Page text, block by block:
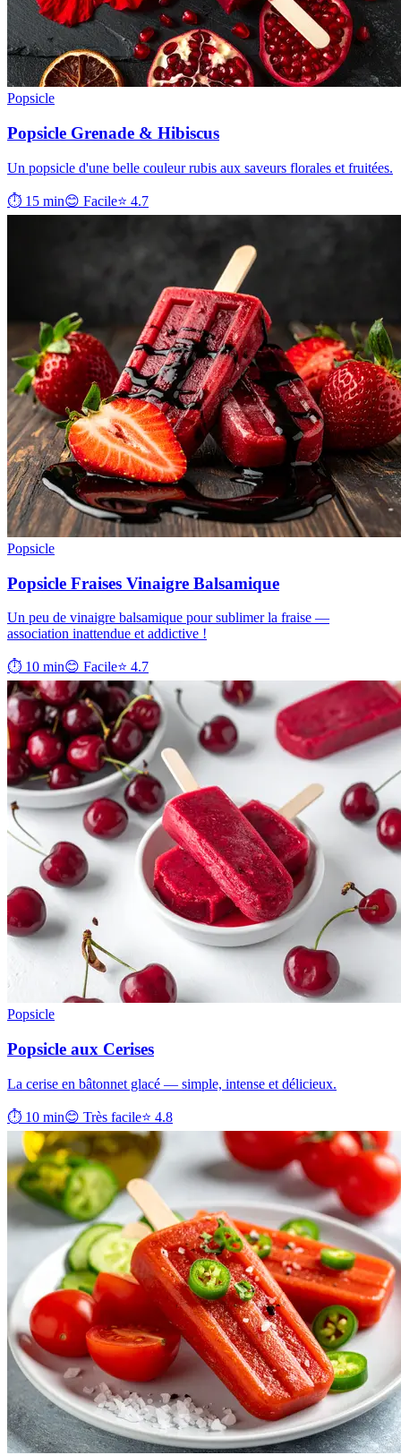
Popsicle
Popsicle Grenade & Hibiscus
Un popsicle d'une belle couleur rubis aux saveurs florales et fruitées.
⏱ 15 min😊 Facile⭐ 4.7
Popsicle
Popsicle Fraises Vinaigre Balsamique
Un peu de vinaigre balsamique pour sublimer la fraise —
association inattendue et addictive !
⏱ 10 min😊 Facile⭐ 4.7
Popsicle
Popsicle aux Cerises
La cerise en bâtonnet glacé — simple, intense et délicieux.
⏱ 10 min😊 Très facile⭐ 4.8